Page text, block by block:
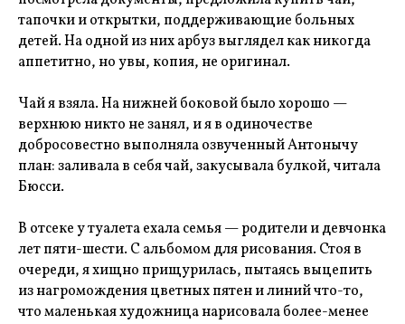
тапочки и открытки, поддерживающие больных
детей. На одной из них арбуз выглядел как никогда
аппетитно, но увы, копия, не оригинал.
Чай я взяла. На нижней боковой было хорошо —
верхнюю никто не занял, и я в одиночестве
добросовестно выполняла озвученный Антонычу
план: заливала в себя чай, закусывала булкой, читала
Бюсси.
В отсеке у туалета ехала семья — родители и девчонка
лет пяти-шести. С альбомом для рисования. Стоя в
очереди, я хищно прищурилась, пытаясь выцепить
из нагромождения цветных пятен и линий что-то,
что маленькая художница нарисовала более-менее